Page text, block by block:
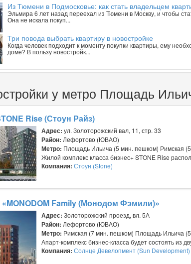
Из Тюмени в Подмосковье: как стать владельцем
Эльмира 6 лет назад переехал из Тюмени в Москву, и чтобы
Она не искала покуп...
Три повода выбрать квартиру в новостройке
Когда человек подходит к моменту покупки квартиры, ему
доме? В пользу новостройк...
у метро Площадь
Rise (Стоун Райз)
Адрес: ул. Золоторожский вал, 11, стр. 33
Район: Лефортово (ЮВАО)
Метро: Площадь Ильича (5 мин. пешком) Римская
Жилой комплекс класса бизнес+ STONE Rise
Компания: Стоун (Stone)
Family (Монодом Фэмили)»
Адрес: Золоторожский проезд, вл. 5А
Район: Лефортово (ЮВАО)
Метро: Римская (7 мин. пешком) Площадь Ильича
Апарт-комплекс бизнес-класса будет состоять из
Компания: Солнце Девелопмент (Sun Development)